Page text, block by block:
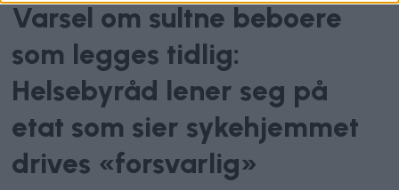
Varsel om sultne beboere
som legges tidlig:
Helsebyråd lener seg på
etat som sier sykehjemmet
drives «forsvarlig»